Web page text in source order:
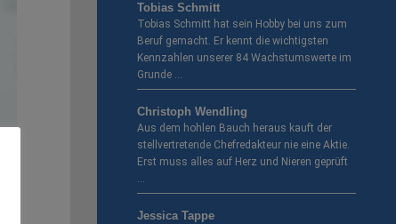
Tobias Schmitt
Tobias Schmitt hat sein Hobby bei uns zum
Beruf gemacht. Er kennt die wichtigsten
Kennzahlen unserer 84 Wachstumswerte im
Grunde …
Christoph Wendling
Aus dem hohlen Bauch heraus kauft der
stellvertretende Chefredakteur nie eine Aktie.
Erst muss alles auf Herz und Nieren geprüft
…
Jessica Tappe